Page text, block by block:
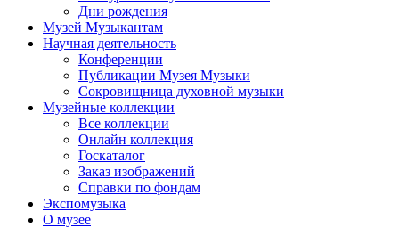
Дни рождения
Музей Музыкантам
Научная деятельность
Конференции
Публикации Музея Музыки
Сокровищница духовной музыки
Музейные коллекции
Все коллекции
Онлайн коллекция
Госкаталог
Заказ изображений
Справки по фондам
Экспомузыка
О музее